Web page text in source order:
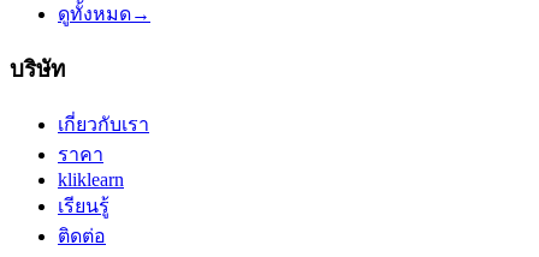
ดูทั้งหมด→
บริษัท
เกี่ยวกับเรา
ราคา
kliklearn
เรียนรู้
ติดต่อ